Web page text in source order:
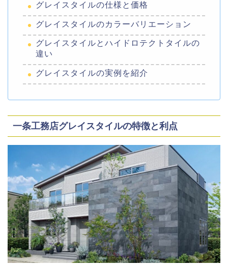
グレイスタイルの仕様と価格
グレイスタイルのカラーバリエーション
グレイスタイルとハイドロテクトタイルの
違い
グレイスタイルの実例を紹介
一条工務店グレイスタイルの特徴と利点